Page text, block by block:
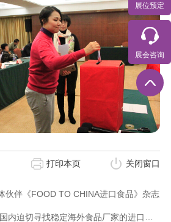
打印本页 关闭窗口
伙伴《FOOD TO CHINA进口食品》杂志
切寻找稳定海外食品厂家的进口商搭建合作桥梁
展位预定
展会咨询